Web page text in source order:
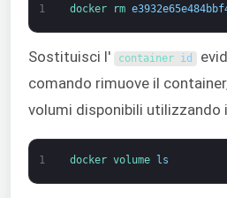
1 docker rm
Sostituisci l' container id
comando rimuove il
volumi disponibili utilizzando
1 docker volume ls